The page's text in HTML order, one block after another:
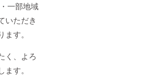
一部地域
いただき
す。
く、よろ
す。